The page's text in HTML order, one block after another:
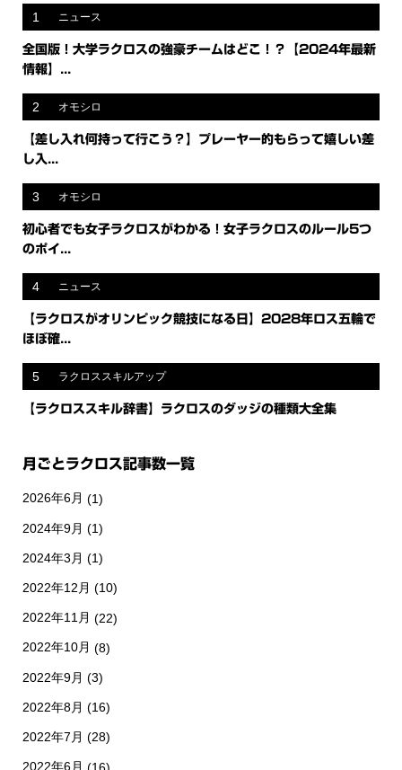
1 ニュース
全国版！大学ラクロスの強豪チームはどこ！？【2024年最新
情報】...
2 オモシロ
【差し入れ何持って行こう？】プレーヤー的もらって嬉しい差
し入...
3 オモシロ
初心者でも女子ラクロスがわかる！女子ラクロスのルール5つ
のポイ...
4 ニュース
【ラクロスがオリンピック競技になる日】2028年ロス五輪で
ほぼ確...
5 ラクロススキルアップ
【ラクロススキル辞書】ラクロスのダッジの種類大全集
月ごとラクロス記事数一覧
2026年6月 (1)
2024年9月 (1)
2024年3月 (1)
2022年12月 (10)
2022年11月 (22)
2022年10月 (8)
2022年9月 (3)
2022年8月 (16)
2022年7月 (28)
2022年6月 (16)